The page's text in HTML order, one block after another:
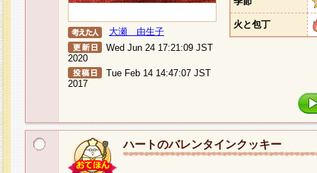
大瀬 由生子
Wed Jun 24 17:21:09 JST
2020
Tue Feb 14 14:47:07 JST
2017
火と包丁
ハートのバレンタインクッキー